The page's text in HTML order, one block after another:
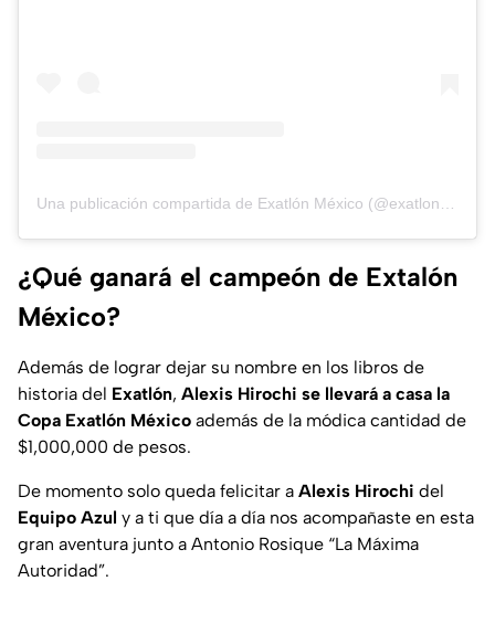
¿Qué ganará el campeón de Extalón
México?
Además de lograr dejar su nombre en los libros de
historia del Exatlón, Alexis Hirochi se llevará a casa la
Copa Exatlón México además de la módica cantidad de
$1,000,000 de pesos.
De momento solo queda felicitar a Alexis Hirochi del
Equipo Azul y a ti que día a día nos acompañaste en esta
gran aventura junto a Antonio Rosique “La Máxima
Autoridad”.